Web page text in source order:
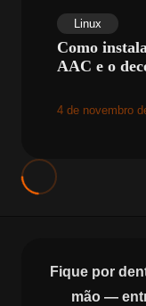
Linux
Como
AAC e o
4 de novembro
Fique por
mão —